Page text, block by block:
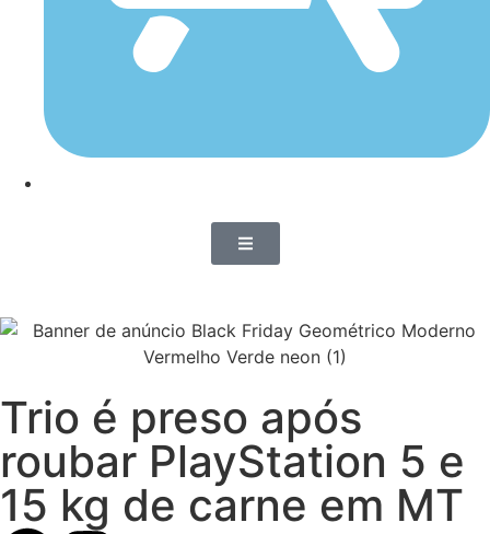
Trio é preso após
roubar PlayStation 5 e
15 kg de carne em MT